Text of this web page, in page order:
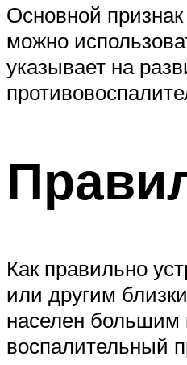
Основной
можно
указывает на
Как правильно
или другим
населен большим
воспалительный